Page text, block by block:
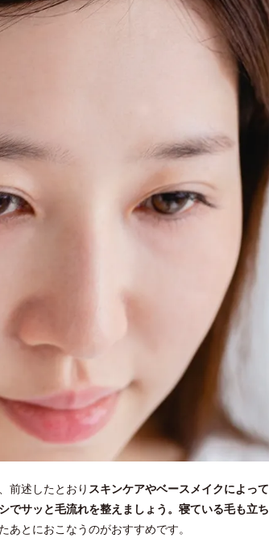
前述したとおり スキンケアやベースメイクによって
でサッと毛流れを整えましょう。寝ている毛も立ち
とにおこなうのがおすすめです。